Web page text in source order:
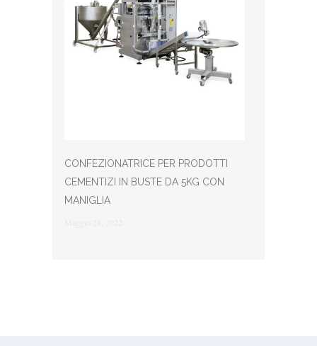
CONFEZIONATRICE PER PRODOTTI
CEMENTIZI IN BUSTE DA 5KG CON
MANIGLIA